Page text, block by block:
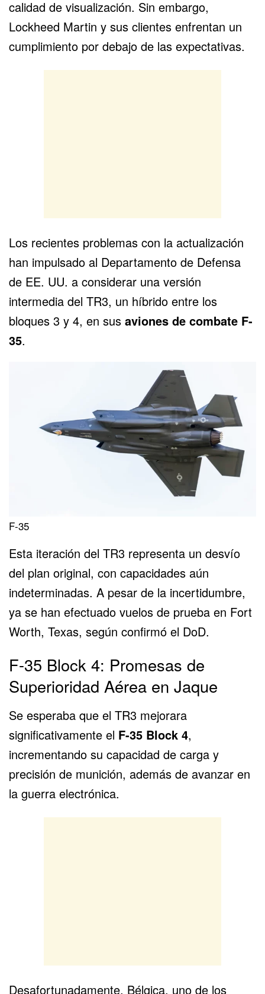
calidad de visualización. Sin embargo,
Lockheed Martin y sus clientes enfrentan un
cumplimiento por debajo de las expectativas.
Los recientes problemas con la actualización
han impulsado al Departamento de Defensa
de EE. UU. a considerar una versión
intermedia del TR3, un híbrido entre los
bloques 3 y 4, en sus aviones de combate F-
35.
F-35
Esta iteración del TR3 representa un desvío
del plan original, con capacidades aún
indeterminadas. A pesar de la incertidumbre,
ya se han efectuado vuelos de prueba en Fort
Worth, Texas, según confirmó el DoD.
F-35 Block 4: Promesas de
Superioridad Aérea en Jaque
Se esperaba que el TR3 mejorara
significativamente el F-35 Block 4,
incrementando su capacidad de carga y
precisión de munición, además de avanzar en
la guerra electrónica.
Desafortunadamente, Bélgica, uno de los